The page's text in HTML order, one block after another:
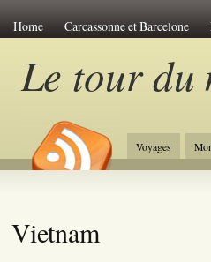
Home Carcassonne et Barcelone
Venise Romantique
Week-end à
Découverte
Jordanie et Désert
Week-end à Riga
New-York Stories
Le tour du
Voyages
Vietnam